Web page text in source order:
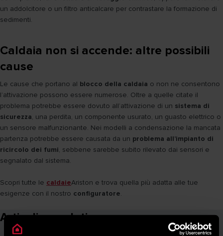
un addolcitore o un filtro anticalcare per contrastare la formazione di
sedimenti.
Caldaia non si accende: altre possibili
cause
Le cause che portano al blocco della caldaia o non ne consentono
l’attivazione possono essere numerose. Oltre a quelle citate il
problema potrebbe essere dovuto all’attivazione di un sistema di
sicurezza, una perdita, un componente usurato, un guasto elettrico o
un sensore malfunzionante. Nei modelli a condensazione la mancata
partenza potrebbe essere causata da un problema all’impianto di
ricircolo dei fumi, sebbene sarebbe subito rilevato dai sensori e
segnalato dal sistema.
Scopri tutte le caldaieAriston e trova quella più adatta alle tue
esigenze con il nostro configuratore.
Articoli correlati